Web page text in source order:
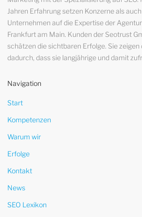
Jahren Erfahrung setzen Konzerne als
Unternehmen auf die Expertise der
Frankfurt am Main. Kunden der Seotrust
schätzen die sichtbaren Erfolge. Sie zeigen
dadurch, dass sie langjährige und damit
Navigation
Start
Kompetenzen
Warum wir
Erfolge
Kontakt
News
SEO Lexikon